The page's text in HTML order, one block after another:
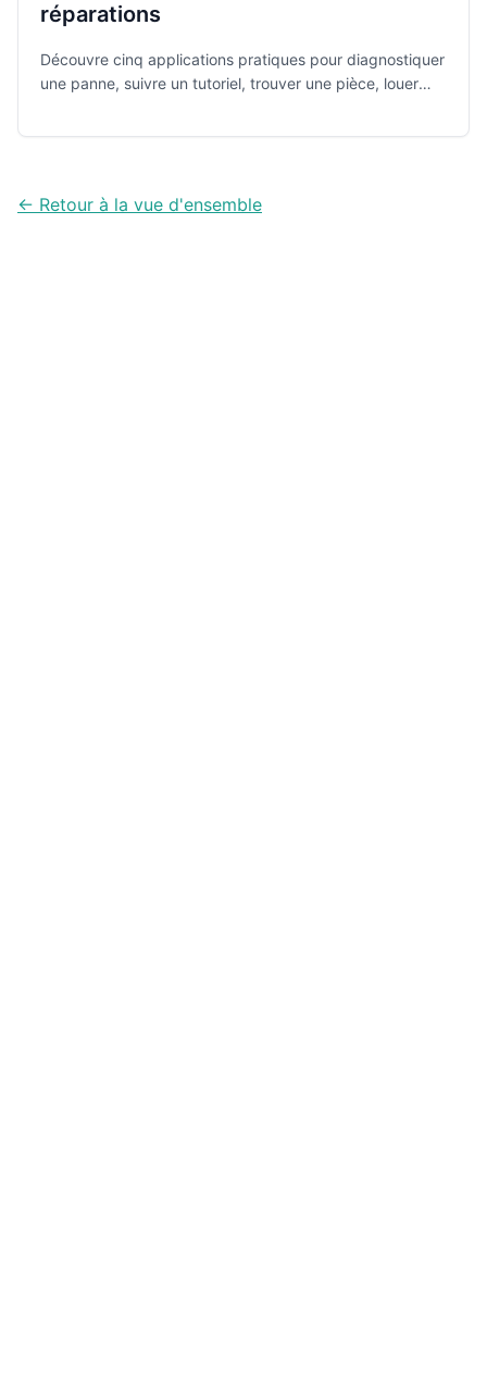
réparations
Découvre cinq applications pratiques pour diagnostiquer
une panne, suivre un tutoriel, trouver une pièce, louer
← Retour à la vue d'ensemble